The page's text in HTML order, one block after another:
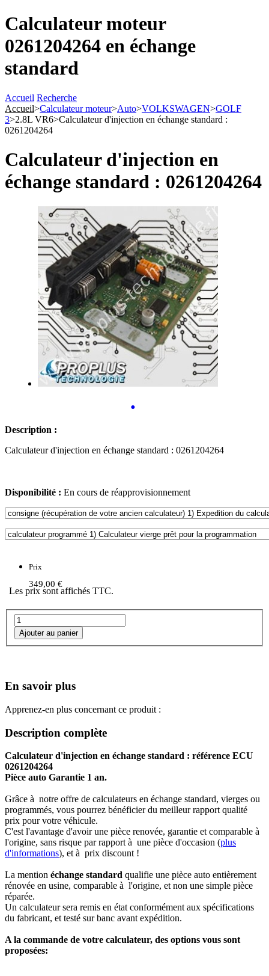
Calculateur moteur
0261204264 en échange
standard
Accueil Recherche
Accueil>Calculateur moteur>Auto>VOLKSWAGEN>GOLF
3>2.8L VR6>Calculateur d'injection en échange standard :
0261204264
Calculateur d'injection en
échange standard : 0261204264
•
Description :
Calculateur d'injection en échange standard : 0261204264
Disponibilité : En cours de réapprovisionnement
Prix
349,00 €
Les prix sont affichés TTC.
En savoir plus
Apprenez-en plus concernant ce produit :
Description complète
Calculateur d'injection en échange standard : référence ECU
0261204264
Pièce auto Garantie 1 an.
Grâce à notre offre de calculateurs en échange standard, vierges ou
programmés, vous pourrez bénéficier du meilleur rapport qualité
prix pour votre véhicule.
C'est l'avantage d'avoir une pièce renovée, garantie et comparable à
l'origine, sans risque par rapport à une pièce d'occasion (plus
d'informations), et à prix discount !
La mention échange standard qualifie une pièce auto entièrement
rénovée en usine, comparable à l'origine, et non une simple pièce
réparée.
Un calculateur sera remis en état conformément aux spécifications
du fabricant, et testé sur banc avant expédition.
A la commande de votre calculateur, des options vous sont
proposées: